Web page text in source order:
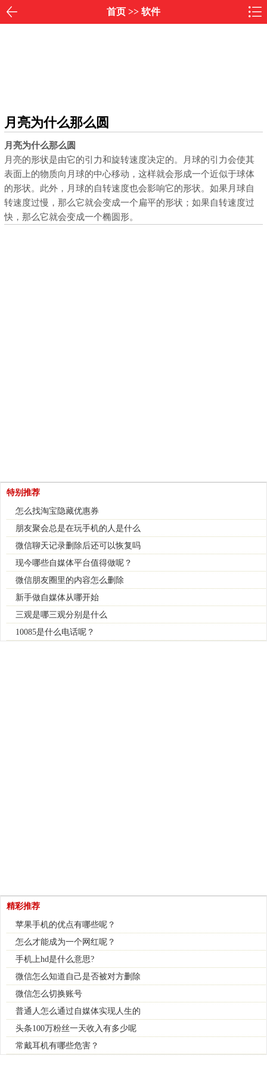
首页>> 软件
月亮为什么那么圆
月亮为什么那么圆
月亮的形状是由它的引力和旋转速度决定的。月球的引力会使其
表面上的物质向月球的中心移动，这样就会形成一个近似于球体
的形状。此外，月球的自转速度也会影响它的形状。如果月球自
转速度过慢，那么它就会变成一个扁平的形状；如果自转速度过
快，那么它就会变成一个椭圆形。
特别推荐
怎么找淘宝隐藏优惠券
朋友聚会总是在玩手机的人是什么
微信聊天记录删除后还可以恢复吗
现今哪些自媒体平台值得做呢？
微信朋友圈里的内容怎么删除
新手做自媒体从哪开始
三观是哪三观分别是什么
10085是什么电话呢？
精彩推荐
苹果手机的优点有哪些呢？
怎么才能成为一个网红呢？
手机上hd是什么意思?
微信怎么知道自己是否被对方删除
微信怎么切换账号
普通人怎么通过自媒体实现人生的
头条100万粉丝一天收入有多少呢
常戴耳机有哪些危害？